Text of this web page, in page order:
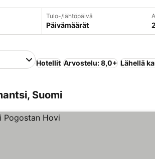
Tulo-/lähtöpäivä
Päivämäärät
Hotellit Arvostelu: 8,0+ Lähellä
Suomi